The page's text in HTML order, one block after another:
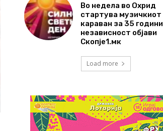
Во недела во Охрид
стартува музичкиот
караван за 35 години
независност објави
Скопје1.мк
Load more